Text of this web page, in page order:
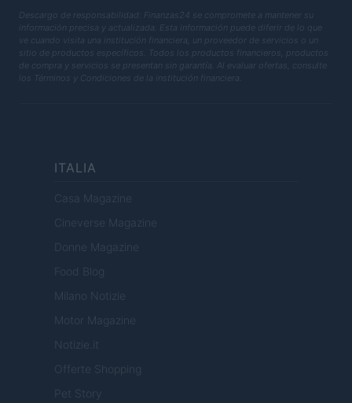
Descargo de responsabilidad: Finanzas24 se compromete a mantener su
información precisa y actualizada. Esta información puede diferir de lo que
ve cuando visita una institución financiera, un proveedor de servicios o un
sitio de productos específicos. Todos los productos financieros, productos
de compra y servicios se presentan sin garantía. Al evaluar ofertas, consulte
los Términos y Condiciones de la institución financiera.
ITALIA
Casa Magazine
Cineverse Magazine
Donne Magazine
Food Blog
Milano Notizie
Motor Magazine
Notizie.it
Offerte Shopping
Pet Story